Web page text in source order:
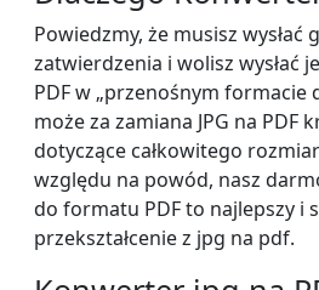
Powiedzmy, że musisz
zatwierdzenia i wolisz wysłać
PDF w „przenośnym formacie
może za zamiana JPG na PDF
dotyczące całkowitego
względu na powód, nasz
do formatu PDF to najlepszy i
przekształcenie z jpg na pdf.